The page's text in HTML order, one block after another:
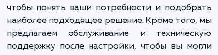
специалисты обладают глубокими
области настройки и
серверов, что позволяет нам
высокий уровень сервиса. Мы